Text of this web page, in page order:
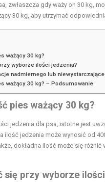
zwłaszcza gdy waży on 30 kg,
30 kg, aby utrzymać
ważący 30 kg?
wyborze ilości jedzenia?
nadmiernego lub
ważący 30 kg? – Podsumowanie
pies ważący 30 kg?
jedzenia dla psa, istotne jest
ilość jedzenia może wynosić od
dokładna ilość może się
się przy wyborze